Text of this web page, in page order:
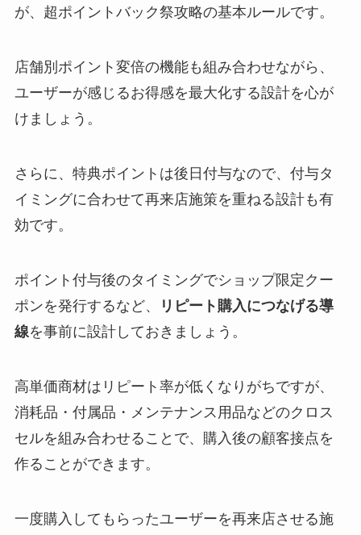
が、超ポイントバック祭攻略の基本ルールです。
店舗別ポイント変倍の機能も組み合わせながら、
ユーザーが感じるお得感を最大化する設計を心が
けましょう。
さらに、特典ポイントは後日付与なので、付与タ
イミングに合わせて再来店施策を重ねる設計も有
効です。
ポイント付与後のタイミングでショップ限定クー
ポンを発行するなど、
リピート購入につなげる導
線を事前に設計しておきましょう。
高単価商材はリピート率が低くなりがちですが、
消耗品・付属品・メンテナンス用品などのクロス
セルを組み合わせることで、購入後の顧客接点を
作ることができます。
一度購入してもらったユーザーを再来店させる施